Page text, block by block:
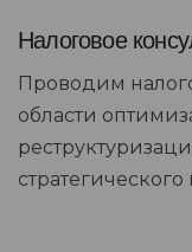
Налоговое
Проводим
области